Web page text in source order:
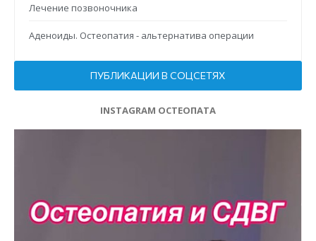
Лечение позвоночника
Аденоиды. Остеопатия - альтернатива операции
ПУБЛИКАЦИИ В СОЦСЕТЯХ
INSTAGRAM ОСТЕОПАТА